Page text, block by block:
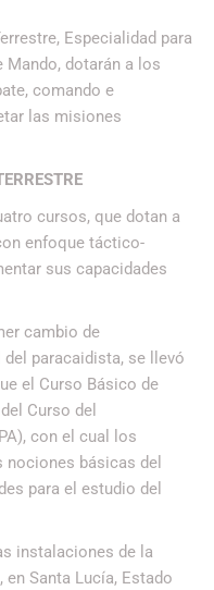
Especialidad para
Mando, dotarán a los
comando e
las misiones
cursos, que dotan a
enfoque táctico-
sus capacidades
cambio de
paracaidista, se llevó
el Curso Básico de
Curso del
con el cual los
básicas del
para el estudio del
instalaciones de la
Santa Lucía, Estado